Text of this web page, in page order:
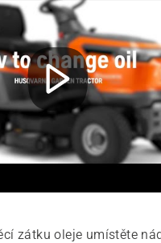
zátku oleje umístěte